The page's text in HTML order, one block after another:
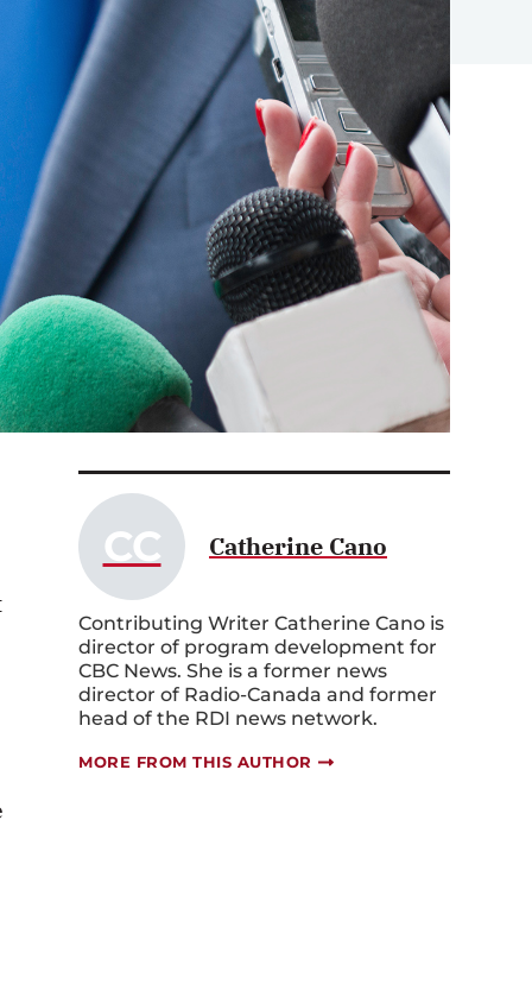
CC Catherine Cano
Contributing Writer Catherine Cano is
director of program development for
CBC News. She is a former news
director of Radio-Canada and former
head of the RDI news network.
MORE FROM THIS AUTHOR